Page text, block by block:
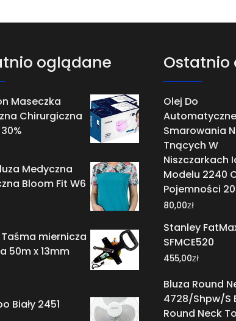
oglądane
Maseczka
Chirurgiczna
Medyczna
Bloom Fit W6
miernicza
50m x 13mm
Biały 2451
Ostatnio
Olej Do
Smarowania
Tnących W
Niszczarkach
Modelu 2240
Pojemności
80,00zł
Stanley
SFMCE520
455,00zł
Bluza Round
4728/Shpw/S
Round Neck